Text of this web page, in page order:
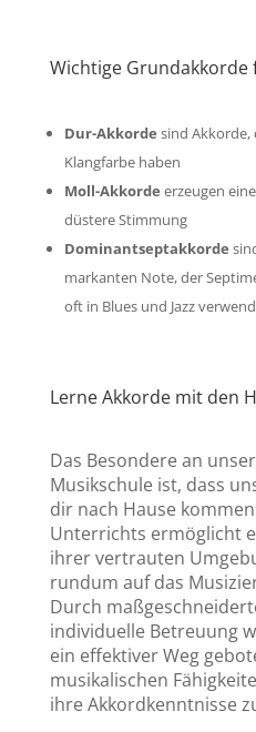
Wichtige Grundakkorde
Dur-Akkorde sind Akkorde,
Klangfarbe haben
Moll-Akkorde erzeugen
düstere Stimmung
Dominantseptakkorde
markanten Note, der
oft in Blues und Jazz
Lerne Akkorde mit den
Das Besondere an
Musikschule ist, dass
dir nach Hause
Unterrichts ermöglicht
ihrer vertrauten
rundum auf das
Durch
individuelle Betreuung
ein effektiver Weg
musikalischen
ihre Akkordkenntnisse